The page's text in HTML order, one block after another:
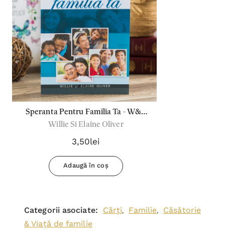
Speranta Pentru Familia Ta - W&E
Oliver
Willie Si Elaine Oliver
3,50lei
Adaugă în coș
Categorii asociate: Cărți, Familie,
Căsătorie
& Viață de familie